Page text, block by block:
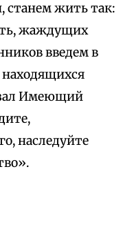
станем жить так:
жаждущих
введем в
Имеющий
наследуйте